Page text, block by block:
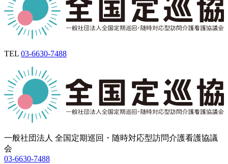
TEL 03-6630-7488
一般社団法人 全国定期巡回・随時対応型訪問介護看護協議
会
03-6630-7488